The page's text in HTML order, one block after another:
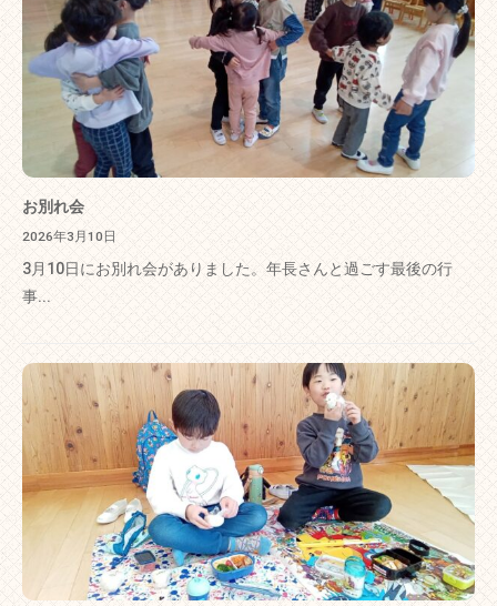
お別れ会
2026年3月10日
3月10日にお別れ会がありました。年長さんと過ごす最後の行
事...